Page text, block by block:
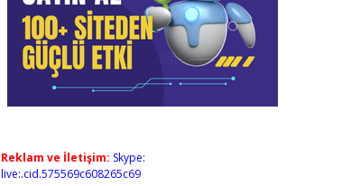
Reklam ve İletişim: Skype:
live:.cid.575569c608265c69